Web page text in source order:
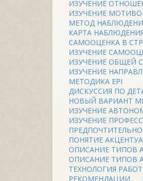
ИЗУЧЕНИЕ
ИЗУЧЕНИЕ
МЕТОД
КАРТА
САМООЦЕНКА В
ИЗУЧЕНИЕ
ИЗУЧЕНИЕ ОБЩЕЙ
ИЗУЧЕНИЕ
МЕТОДИКА EPI
ДИСКУССИЯ ПО
НОВЫЙ ВАРИАНТ
ИЗУЧЕНИЕ
ИЗУЧЕНИЕ
ПОНЯТИЕ
ОПИСАНИЕ ТИПОВ
ОПИСАНИЕ ТИПОВ
ТЕХНОЛОГИЯ
РЕКОМЕНДАЦИИ